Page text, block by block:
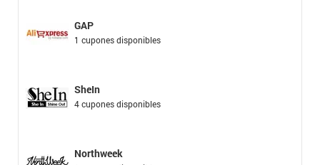
GAP
1 cupones disponibles
SheIn
4 cupones disponibles
Northweek